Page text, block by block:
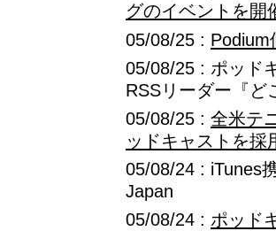
グのイベントを開
05/08/25 : Podium
05/08/25 : ポッド
RSSリーダー『ど
05/08/25 : 全米テ
ッドキャストを採
05/08/24 : iTunes
Japan
05/08/24 : ポッド